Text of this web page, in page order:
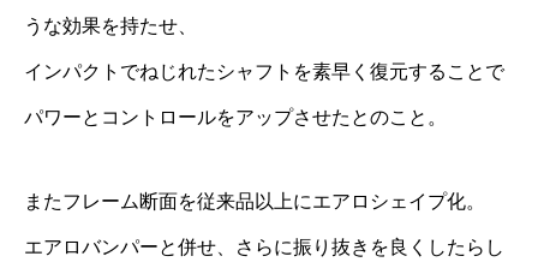
うな効果を持たせ、
インパクトでねじれたシャフトを素早く復元することで
パワーとコントロールをアップさせたとのこと。
またフレーム断面を従来品以上にエアロシェイプ化。
エアロバンパーと併せ、さらに振り抜きを良くしたらし